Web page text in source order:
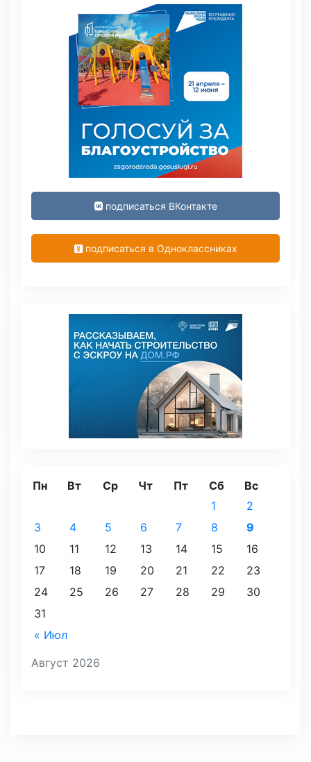
подписаться ВКонтакте
подписаться в Одноклассниках
Август 2026
Пн Вт Ср Чт Пт Сб Вс
« Июл
1
2
3
4 5 6 7 8
9
10
11 12 13 14 15
16
17
18 19 20 21 22
23
24
25 26 27 28 29
30
31